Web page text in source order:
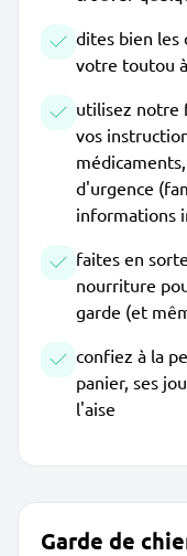
dites bien les
votre toutou
utilisez notre
vos
d'urgence
informations
faites en
nourriture
garde (et
confiez à la
panier, ses
l'aise
Garde de